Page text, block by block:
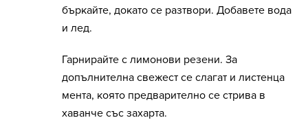
бъркайте, докато се разтвори. Добавете вода
и лед.
Гарнирайте с лимонови резени. За
допълнителна свежест се слагат и листенца
мента, която предварително се стрива в
хаванче със захарта.